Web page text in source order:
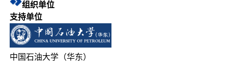
组织单位
支持单位
中国石油大学（华东）